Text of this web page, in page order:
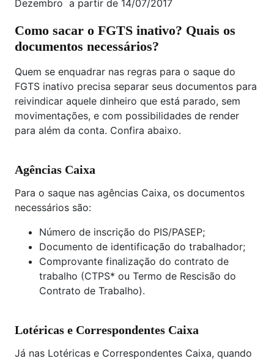
Dezembro a partir de 14/07/2017
Como sacar o FGTS inativo? Quais os
documentos necessários?
Quem se enquadrar nas regras para o saque do
FGTS inativo precisa separar seus documentos para
reivindicar aquele dinheiro que está parado, sem
movimentações, e com possibilidades de render
para além da conta. Confira abaixo.
Agências Caixa
Para o saque nas agências Caixa, os documentos
necessários são:
Número de inscrição do PIS/PASEP;
Documento de identificação do trabalhador;
Comprovante finalização do contrato de
trabalho (CTPS* ou Termo de Rescisão do
Contrato de Trabalho).
Lotéricas e Correspondentes Caixa
Já nas Lotéricas e Correspondentes Caixa, quando